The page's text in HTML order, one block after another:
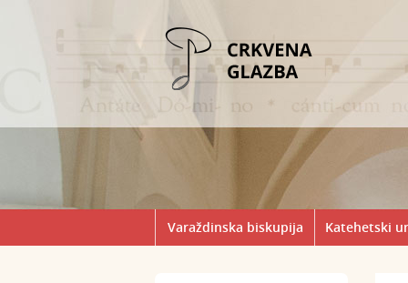
Varaždinska biskupija Katehetski